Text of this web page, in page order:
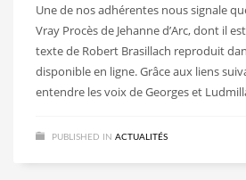
Une de nos adhérentes nous signale
Vray Procès de Jehanne d’Arc, dont il
texte de Robert Brasillach reproduit
disponible en ligne. Grâce aux liens
entendre les voix de Georges et
PUBLISHED IN ACTUALITÉS